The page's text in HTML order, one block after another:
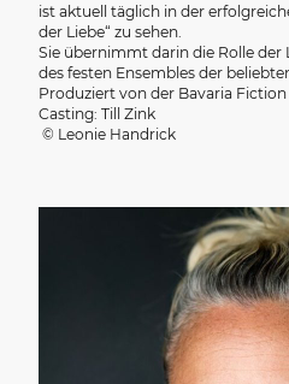
ist aktuell täglich in der
der Liebe“ zu sehen.
Sie übernimmt darin die Rolle der
des festen Ensembles der
Produziert von der Bavaria Fiction
Casting: Till Zink
© Leonie Handrick